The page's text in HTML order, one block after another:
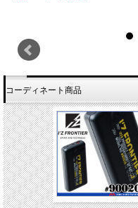
コーディネート商品